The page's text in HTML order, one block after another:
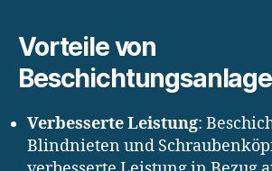
Vorteile von
Verbesserte Leistung:
Blindnieten und